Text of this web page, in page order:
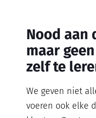
Nood aan
maar
zelf te
We geven niet
voeren ook elke